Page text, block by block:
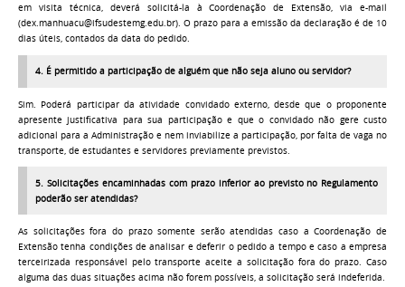
em visita técnica, deverá solicitá-la à Coordenação de Extensão, via e-mail
(dex.manhuacu@ifsudestemg.edu.br). O prazo para a emissão da declaração é de 10
dias úteis, contados da data do pedido.
4. É permitido a participação de alguém que não seja aluno ou servidor?
Sim. Poderá participar da atividade convidado externo, desde que o proponente
apresente justificativa para sua participação e que o convidado não gere custo
adicional para a Administração e nem inviabilize a participação, por falta de vaga no
transporte, de estudantes e servidores previamente previstos.
5. Solicitações encaminhadas com prazo inferior ao previsto no Regulamento
poderão ser atendidas?
As solicitações fora do prazo somente serão atendidas caso a Coordenação de
Extensão tenha condições de analisar e deferir o pedido a tempo e caso a empresa
terceirizada responsável pelo transporte aceite a solicitação fora do prazo. Caso
alguma das duas situações acima não forem possíveis, a solicitação será indeferida.